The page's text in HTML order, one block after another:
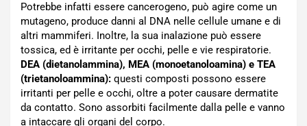
Potrebbe infatti essere cancerogeno, può agire come un
mutageno, produce danni al DNA nelle cellule umane e di
altri mammiferi. Inoltre, la sua inalazione può essere
tossica, ed è irritante per occhi, pelle e vie respiratorie.
DEA (dietanolammina), MEA (monoetanoloamina) e TEA
(trietanoloammina): questi composti possono essere
irritanti per pelle e occhi, oltre a poter causare dermatite
da contatto. Sono assorbiti facilmente dalla pelle e vanno
a intaccare gli organi del corpo.